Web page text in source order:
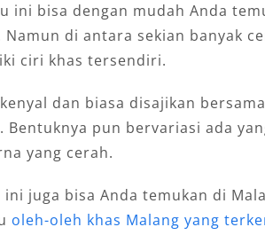
ini bisa dengan mudah Anda
Namun di antara sekian banyak
ciri khas tersendiri.
dan biasa disajikan
pun bervariasi ada
yang cerah.
ini juga bisa Anda temukan di
oleh-oleh khas Malang yang